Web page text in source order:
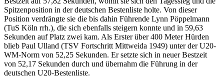
Spitzenposition in der deutschen Bestenliste holte. Von dieser
Position verdrängte sie die bis dahin Führende Lynn Pöppelmann
(TuS Köln rrh.), die sich ebenfalls steigern konnte und in 59,63
Sekunden auf Platz zwei kam. Als Erster über 400 Meter Hürden
blieb Paul Ulland (TSV Fortschritt Mittweida 1949) unter der U20-
WM-Norm von 52,25 Sekunden. Er setzte sich in neuer Bestzeit
von 52,17 Sekunden durch und übernahm die Führung in der
deutschen U20-Bestenliste.